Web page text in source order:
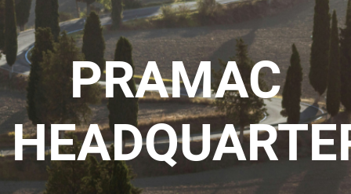
PRAMAC